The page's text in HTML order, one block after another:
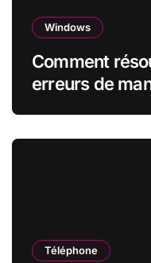
Windows
Comment
erreurs de
Téléphone